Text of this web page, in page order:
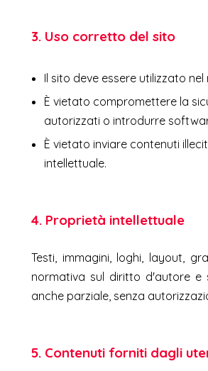
3. Uso corretto del sito
Il sito deve essere utilizzato
È vietato compromettere la
autorizzati o introdurre
È vietato inviare contenuti
intellettuale.
4. Proprietà intellettuale
Testi, immagini, loghi, layout,
normativa sul diritto d'autore e
anche parziale, senza
5. Contenuti forniti dagli